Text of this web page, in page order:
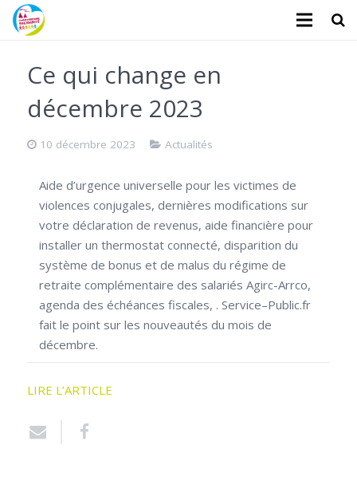
Administratifs
Financiers
Actualités
Contact
Faire un don
Ce qui change en
décembre 2023
10 décembre 2023 Actualités
Aide d’urgence universelle pour les victimes de
violences conjugales, dernières modifications sur
votre déclaration de revenus, aide financière pour
installer un thermostat connecté, disparition du
système de bonus et de malus du régime de
retraite complémentaire des salariés Agirc-Arrco,
agenda des échéances fiscales, . Service–Public.fr
fait le point sur les nouveautés du mois de
décembre.
LIRE L’ARTICLE